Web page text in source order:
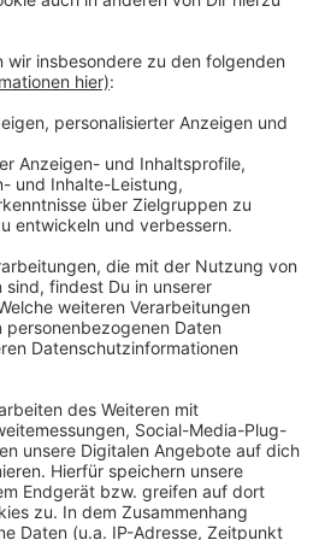
dummen Fragen geben.
Es gibt sie! Eine Sache fehlt
Die gibt es von uns. Dazu
herangeholt, die die
für euch trotzdem
eine dumme Frage